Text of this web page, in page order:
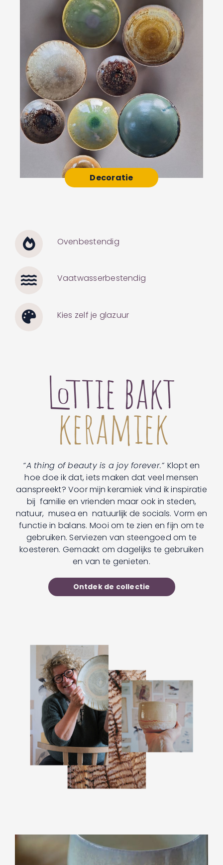
Decoratie
Ovenbestendig
Vaatwasserbestendig
Kies zelf je glazuur
“A thing of beauty is a joy forever.” Klopt en
hoe doe ik dat, iets maken dat veel mensen
aanspreekt? Voor mijn keramiek vind ik inspiratie
bij familie en vrienden maar ook in steden,
natuur, musea en natuurlijk de socials. Vorm en
functie in balans. Mooi om te zien en fijn om te
gebruiken. Serviezen van steengoed om te
koesteren. Gemaakt om dagelijks te gebruiken
en van te genieten.
Ontdek de collectie